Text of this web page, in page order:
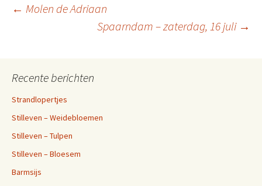
Berichtnavigatie
← Molen de Adriaan
Spaarndam – zaterdag, 16 juli →
Recente berichten
Strandlopertjes
Stilleven – Weidebloemen
Stilleven – Tulpen
Stilleven – Bloesem
Barmsijs